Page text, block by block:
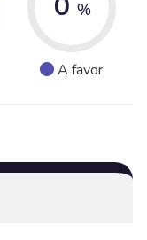
%
A favor